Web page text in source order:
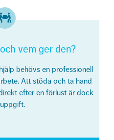
vem ger den?
behövs en professionell
Att stöda och ta hand
efter en förlust är dock